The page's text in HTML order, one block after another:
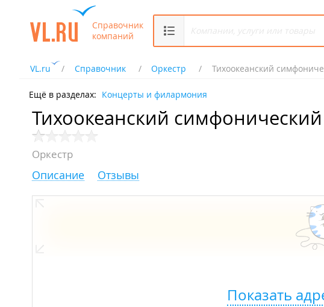
Справочник
компаний
VL.ru Справочник Оркестр Тихоокеанский
Ещё в разделах: Концерты и филармония
Тихоокеанский симфонический
Оркестр
Описание Отзывы
Показать